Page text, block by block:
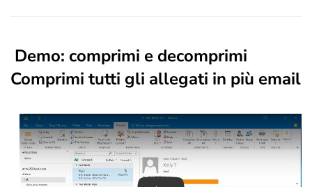
Demo: comprimi e decomprimi
Comprimi tutti gli allegati in più email